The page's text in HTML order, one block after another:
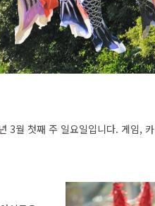
3월 첫째 주 일요일입니다. 게임,